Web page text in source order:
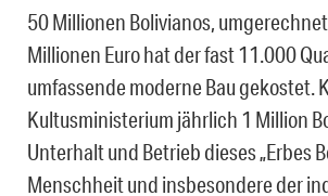
50 Millionen Bolivianos,
Millionen Euro hat der fast 11.000
umfassende moderne Bau gekostet.
Kultusministerium jährlich 1 Million
Unterhalt und Betrieb dieses „Erbes
Menschheit und insbesondere der